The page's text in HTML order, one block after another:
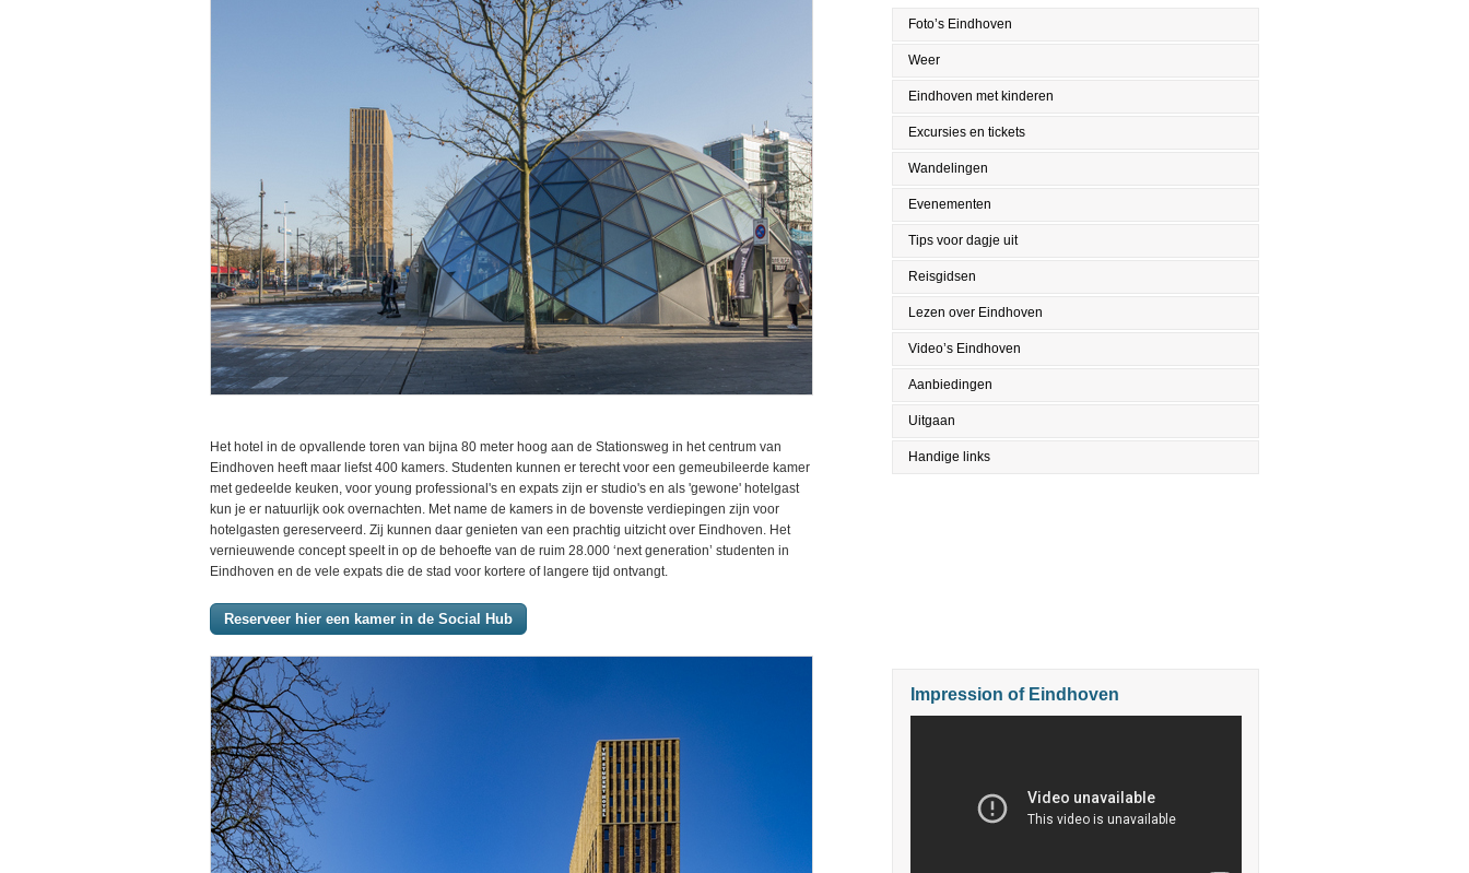
Het hotel in de opvallende toren van bijna 80 meter hoog aan de Stationsweg in het centrum van
Eindhoven heeft maar liefst 400 kamers. Studenten kunnen er terecht voor een gemeubileerde kamer
met gedeelde keuken, voor young professional's en expats zijn er studio's en als 'gewone' hotelgast
kun je er natuurlijk ook overnachten. Met name de kamers in de bovenste verdiepingen zijn voor
hotelgasten gereserveerd. Zij kunnen daar genieten van een prachtig uitzicht over Eindhoven. Het
vernieuwende concept speelt in op de behoefte van de ruim 28.000 ‘next generation’ studenten in
Eindhoven en de vele expats die de stad voor kortere of langere tijd ontvangt.
Reserveer hier een kamer in de Social Hub
Foto’s Eindhoven
Weer
Eindhoven met kinderen
Excursies en tickets
Wandelingen
Evenementen
Tips voor dagje uit
Reisgidsen
Lezen over Eindhoven
Video’s Eindhoven
Aanbiedingen
Uitgaan
Handige links
Impression of Eindhoven